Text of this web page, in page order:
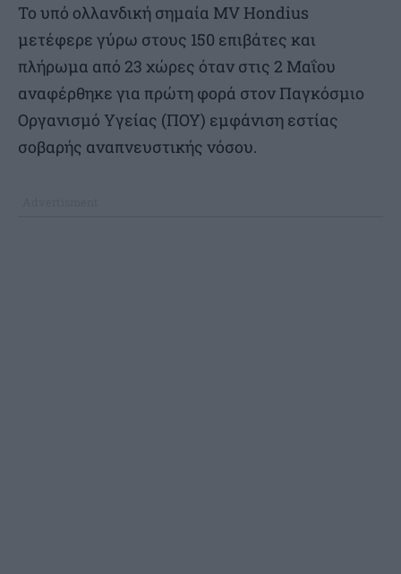
Το υπό ολλανδική σημαία MV Hondius
μετέφερε γύρω στους 150 επιβάτες και
πλήρωμα από 23 χώρες όταν στις 2 Μαΐου
αναφέρθηκε για πρώτη φορά στον Παγκόσμιο
Οργανισμό Υγείας (ΠΟΥ) εμφάνιση εστίας
σοβαρής αναπνευστικής νόσου.